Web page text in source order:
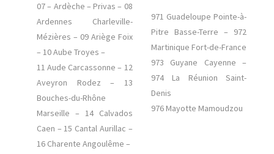
07 – Ardèche – Privas – 08
Ardennes Charleville-
Mézières – 09 Ariège Foix
– 10 Aube Troyes –
11 Aude Carcassonne – 12
Aveyron Rodez – 13
Bouches-du-Rhône
Marseille – 14 Calvados
Caen – 15 Cantal Aurillac –
16 Charente Angoulême –
971 Guadeloupe Pointe-à-
Pitre Basse-Terre – 972
Martinique Fort-de-France
973 Guyane Cayenne –
974 La Réunion Saint-
Denis
976 Mayotte Mamoudzou